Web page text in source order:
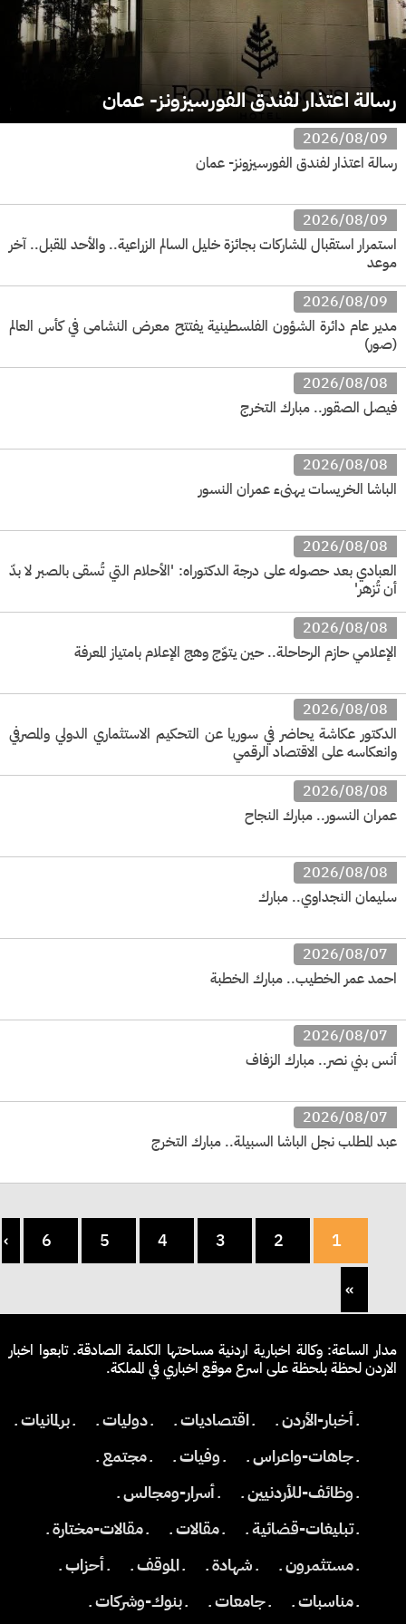
رسالة اعتذار لفندق الفورسيزونز- عمان
2026/08/09
رسالة اعتذار لفندق الفورسيزونز- عمان
2026/08/09
استمرار استقبال المشاركات بجائزة خليل السالم الزراعية.. والأحد المقبل.. آخر
موعد
2026/08/09
‏مدير عام دائرة الشؤون الفلسطينية يفتتح معرض النشامى في كأس العالم
(صور)
2026/08/08
فيصل الصقور.. مبارك التخرج
2026/08/08
الباشا الخريسات يهنىء عمران النسور
2026/08/08
العبادي بعد حصوله على درجة الدكتوراه: 'الأحلام التي تُسقى بالصبر لا بدّ
أن تُزهر'
2026/08/08
الإعلامي حازم الرحاحلة.. حين يتوّج وهج الإعلام بامتياز المعرفة
2026/08/08
الدكتور عكاشة يحاضر في سوريا عن التحكيم الاستثماري الدولي والمصرفي
وانعكاسه على الاقتصاد الرقمي
2026/08/08
عمران النسور.. مبارك النجاح
2026/08/08
سليمان النجداوي.. مبارك
2026/08/07
احمد عمر الخطيب.. مبارك الخطبة
2026/08/07
أنس بني نصر.. مبارك الزفاف
2026/08/07
عبد المطلب نجل الباشا السبيلة.. مبارك التخرج
1
2
3
4
5
6
›
»
مدار الساعة: وكالة اخبارية اردنية مساحتها الكلمة الصادقة. تابعوا اخبار
الاردن لحظة بلحظة على اسرع موقع اخباري في المملكة.
ـ أخبار-الأردن ـ ـ اقتصاديات ـ ـ دوليات ـ
ـ برلمانيات ـ
ـ جاهات-واعراس ـ
ـ وفيات ـ
ـ مجتمع ـ
ـ وظائف-للأردنيين ـ
ـ أسرار-ومجالس ـ
ـ تبليغات-قضائية ـ
ـ مقالات ـ
ـ مقالات-مختارة ـ
ـ مستثمرون ـ
ـ شهادة ـ ـ الموقف ـ
ـ أحزاب ـ
ـ مناسبات ـ
ـ جامعات ـ ـ بنوك-وشركات ـ